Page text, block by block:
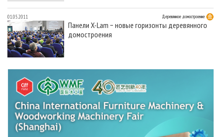
01.05.2011 Деревянное домостроение
Панели X-Lam − новые горизонты деревянного
домостроения